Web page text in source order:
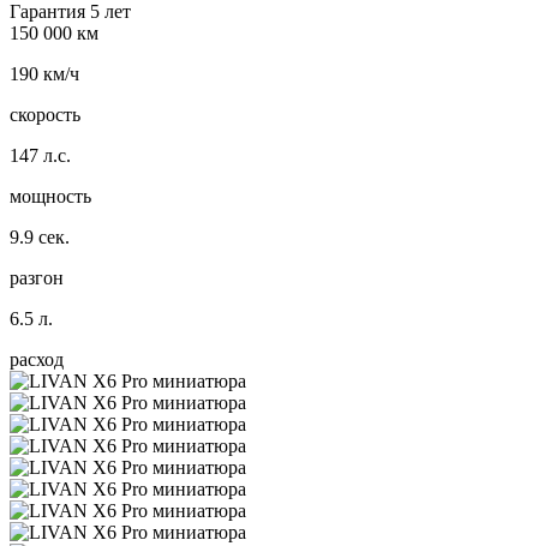
Гарантия 5 лет
150 000 км
190 км/ч
скорость
147 л.с.
мощность
9.9 сек.
разгон
6.5 л.
расход